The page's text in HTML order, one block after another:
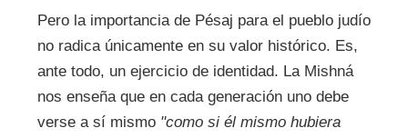
Pero la importancia de Pésaj para el pueblo judío
no radica únicamente en su valor histórico. Es,
ante todo, un ejercicio de identidad. La Mishná
nos enseña que en cada generación uno debe
verse a sí mismo "como si él mismo hubiera